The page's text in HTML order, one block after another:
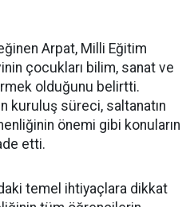
Arpat, Milli Eğitim
çocukları bilim, sanat ve
olduğunu belirtti.
kuruluş süreci, saltanatın
önemi gibi konuların
etti.
temel ihtiyaçlara dikkat